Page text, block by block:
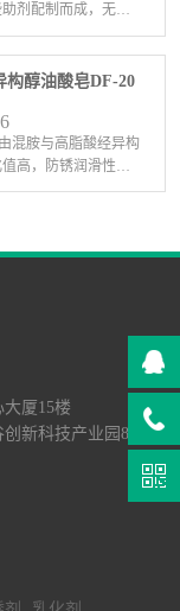
剂配制而成，无泡
1、无泡表面活性剂
面活性剂(聚乙烯醇醚)
剂，在绿色工业用
构醇油酸皂DF-20
混胺与高脂酸经异构
高，防锈润滑性优
理剂中发挥着不可
看详情>
厦15楼
新科技产业园8栋B